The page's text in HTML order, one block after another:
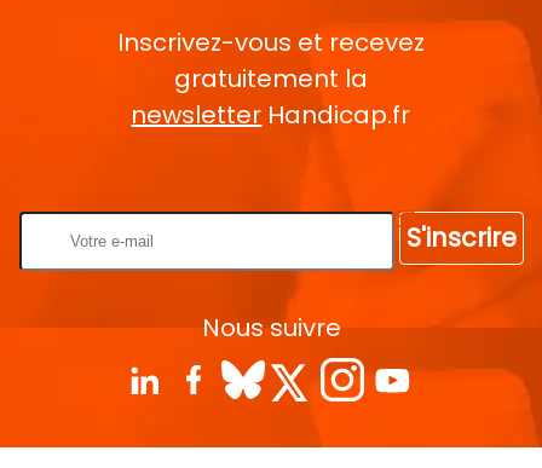
Inscrivez-vous et recevez
gratuitement la
newsletter Handicap.fr
S'inscrire
Nous suivre